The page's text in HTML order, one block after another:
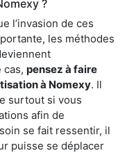
?
l’invasion de ces
les méthodes
cas, pensez à faire
à Nomexy. Il
surtout si vous
afin de
se fait ressentir, il
puisse se déplacer